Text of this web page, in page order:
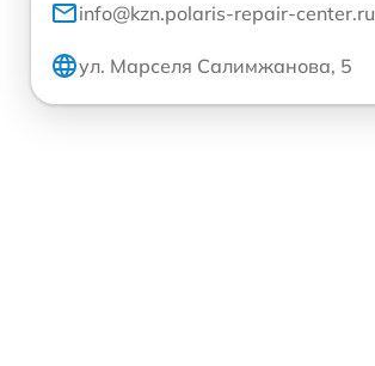
info@kzn.polaris-repair-center.ru
ул. Марселя Салимжанова, 5